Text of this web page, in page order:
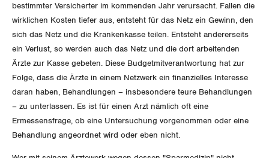
Schweiz
Landesstreik
DER SGB
WIR ÜBER UNS
GREMIEN
Präsidialausschuss
ZENTRALSEKRETARIAT
Medien
Publikationen
Artikel
Blog
bestimmter Versicherter im kommenden Jahr verursacht. Fallen die
wirklichen Kosten tiefer aus, entsteht für das Netz ein Gewinn, den
sich das Netz und die Krankenkasse teilen. Entsteht andererseits
ein Verlust, so werden auch das Netz und die dort arbeitenden
Ärzte zur Kasse gebeten. Diese Budgetmitverantwortung hat zur
Folge, dass die Ärzte in einem Netzwerk ein finanzielles Interesse
daran haben, Behandlungen – insbesondere teure Behandlungen
– zu unterlassen. Es ist für einen Arzt nämlich oft eine
Ermessensfrage, ob eine Untersuchung vorgenommen oder eine
Behandlung angeordnet wird oder eben nicht.